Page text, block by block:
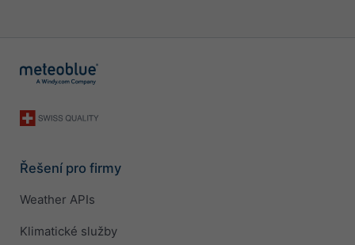
Řešení pro firmy
Weather APIs
Klimatické služby